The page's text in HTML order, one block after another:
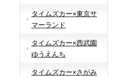
タイムズカー×東京サ
マーランド
タイムズカー×西武園
ゆうえんち
タイムズカー×さがみ